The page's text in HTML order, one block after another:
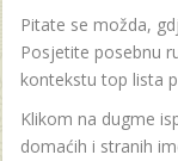
Pitate se možda,
Posjetite posebnu
kontekstu top lista
Klikom na dugme
domaćih i stranih